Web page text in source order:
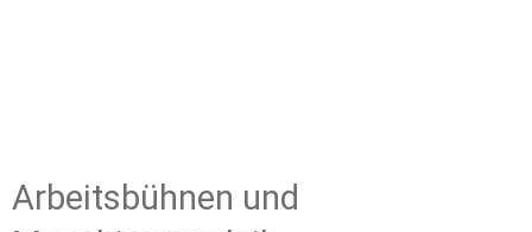
Arbeitsbühnen und